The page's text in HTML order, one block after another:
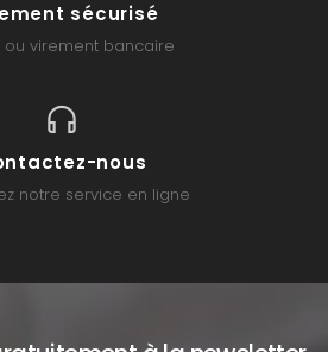
sécurisé
ou virement bancaire
nous
notre service en ligne